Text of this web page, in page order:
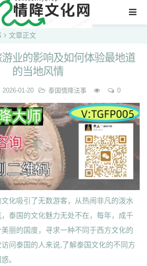
文章正文
业的影响及如何体验最地道
的当地风情
2026-01-20 泰国情降法事 0
化吸引了无数游客，从热闹非凡的泼水
泰国的文化魅力无处不在，每年，成千
美丽的国度，寻求一种不同于西方文化的
问泰国的人来说,了解泰国文化的不同方
。